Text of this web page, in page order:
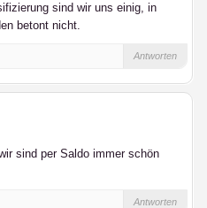
sind wir uns einig, in
betont nicht.
Antworten
sind per Saldo immer schön
Antworten